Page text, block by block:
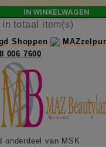
IN WINKELWAGEN
in totaal item(s)
Shoppen
006 7600
onderdeel van MSK